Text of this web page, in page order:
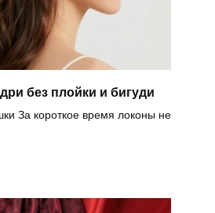
без плойки и бигуди
За короткое время локоны не